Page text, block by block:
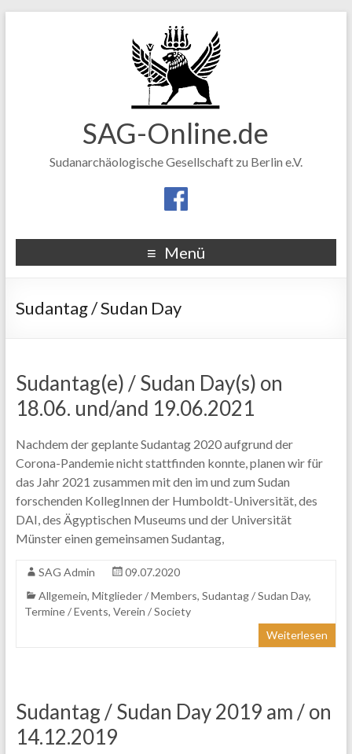
SAG-Online.de
Sudanarchäologische Gesellschaft zu Berlin e.V.
Menü
Sudantag / Sudan Day
Sudantag(e) / Sudan Day(s) on
18.06. und/and 19.06.2021
Nachdem der geplante Sudantag 2020 aufgrund der
Corona-Pandemie nicht stattfinden konnte, planen wir für
das Jahr 2021 zusammen mit den im und zum Sudan
forschenden KollegInnen der Humboldt-Universität, des
DAI, des Ägyptischen Museums und der Universität
Münster einen gemeinsamen Sudantag,
SAG Admin
09.07.2020
Allgemein, Mitglieder / Members, Sudantag / Sudan Day,
Termine / Events, Verein / Society
Weiterlesen
Sudantag / Sudan Day 2019 am / on
14.12.2019